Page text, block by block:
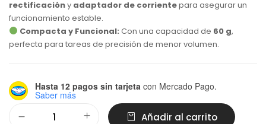
rectificacióny adaptador de corrientepara asegurar un
funcionamiento estable.
Compacta y Funcional: Con una capacidad de 60 g,
perfecta para tareas de precisión de menor volumen.
Hasta 12 pagos sin tarjeta con Mercado Pago.
Saber más
Añadir al carrito